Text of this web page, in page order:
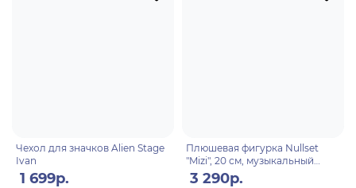
Чехол для значков Alien Stage
Ivan
1 699р.
Плюшевая фигурка Nullset
"Mizi", 20 см, музыкальный
аниме-сериал "Alien Stage"
3 290р.